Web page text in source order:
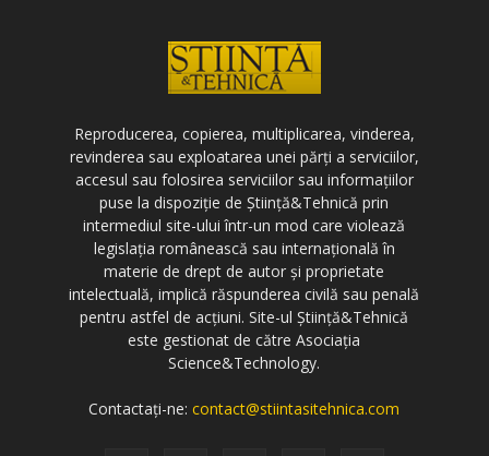
Reproducerea, copierea, multiplicarea, vinderea,
revinderea sau exploatarea unei părți a serviciilor,
accesul sau folosirea serviciilor sau informațiilor
puse la dispoziție de Știință&Tehnică prin
intermediul site-ului într-un mod care violează
legislația românească sau internațională în
materie de drept de autor și proprietate
intelectuală, implică răspunderea civilă sau penală
pentru astfel de acțiuni. Site-ul Știință&Tehnică
este gestionat de către Asociația
Science&Technology.
Contactați-ne:contact@stiintasitehnica.com